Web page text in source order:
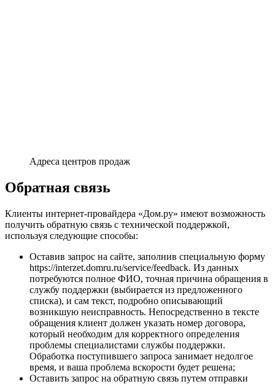
Адреса центров продаж
Обратная связь
Клиенты интернет-провайдера «Дом.ру» имеют возможность
получить обратную связь с технической поддержкой,
используя следующие способы:
Оставив запрос на сайте, заполнив специальную форму
https://interzet.domru.ru/service/feedback. Из данных
потребуются полное ФИО, точная причина обращения в
службу поддержки (выбирается из предложенного
списка), и сам текст, подробно описывающий
возникшую неисправность. Непосредственно в тексте
обращения клиент должен указать номер договора,
который необходим для корректного определения
проблемы специалистами службы поддержки.
Обработка поступившего запроса занимает недолгое
время, и ваша проблема вскорости будет решена;
Оставить запрос на обратную связь путем отправки